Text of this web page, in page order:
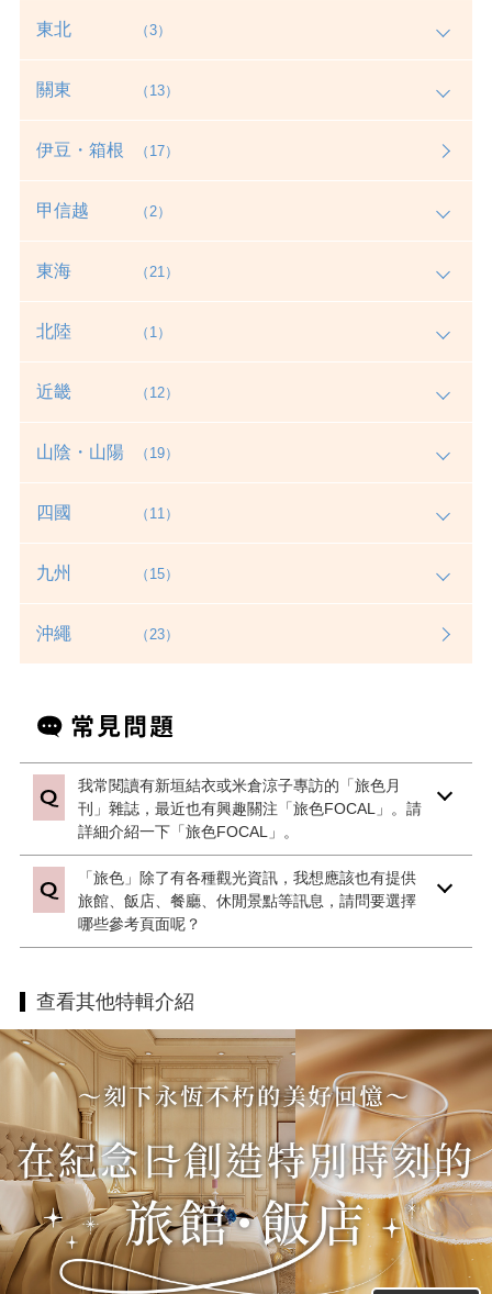
東北 （3）
關東 （13）
伊豆・箱根 （17）
甲信越 （2）
東海 （21）
北陸 （1）
近畿 （12）
山陰・山陽 （19）
四國 （11）
九州 （15）
沖繩 （23）
我常閱讀有新垣結衣或米倉涼子專訪的「旅色月
刊」雜誌，最近也有興趣關注「旅色FOCAL」。請
詳細介紹一下「旅色FOCAL」。
「旅色」除了有各種觀光資訊，我想應該也有提供
旅館、飯店、餐廳、休閒景點等訊息，請問要選擇
哪些參考頁面呢？
查看其他特輯介紹